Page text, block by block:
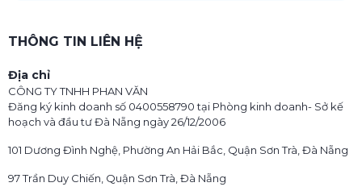
THÔNG TIN LIÊN HỆ
Địa chỉ
CÔNG TY TNHH PHAN VĂN
Đăng ký kinh doanh số 0400558790 tại Phòng kinh doanh- Sở kế
hoạch và đầu tư Đà Nẵng ngày 26/12/2006
101 Dương Đình Nghệ, Phường An Hải Bắc, Quận Sơn Trà, Đà Nẵng
97 Trần Duy Chiến, Quận Sơn Trà, Đà Nẵng